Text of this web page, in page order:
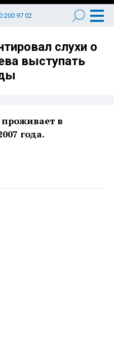
200 97 02
слухи о
выступать
в
года.